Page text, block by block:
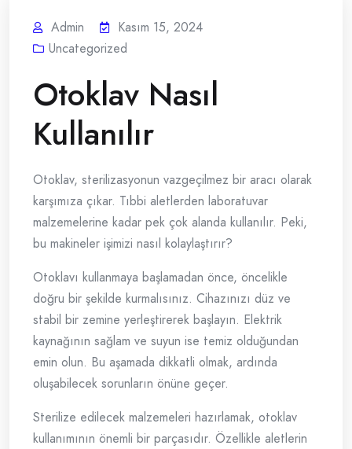
Admin
Kasım 15, 2024
Uncategorized
Otoklav Nasıl
Kullanılır
Otoklav, sterilizasyonun vazgeçilmez bir aracı olarak
karşımıza çıkar. Tıbbi aletlerden laboratuvar
malzemelerine kadar pek çok alanda kullanılır. Peki,
bu makineler işimizi nasıl kolaylaştırır?
Otoklavı kullanmaya başlamadan önce, öncelikle
doğru bir şekilde kurmalısınız. Cihazınızı düz ve
stabil bir zemine yerleştirerek başlayın. Elektrik
kaynağının sağlam ve suyun ise temiz olduğundan
emin olun. Bu aşamada dikkatli olmak, ardında
oluşabilecek sorunların önüne geçer.
Sterilize edilecek malzemeleri hazırlamak, otoklav
kullanımının önemli bir parçasıdır. Özellikle aletlerin